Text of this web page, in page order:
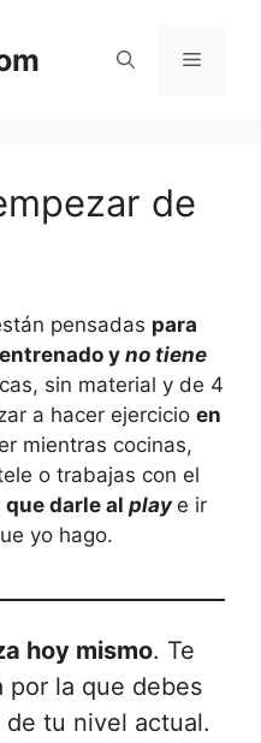
Menú
de
pensadas para
y no tiene
sin material y de 4
a hacer ejercicio en
mientras cocinas,
o trabajas con el
darle al play e ir
yo hago.
hoy mismo. Te
por la que debes
tu nivel actual.